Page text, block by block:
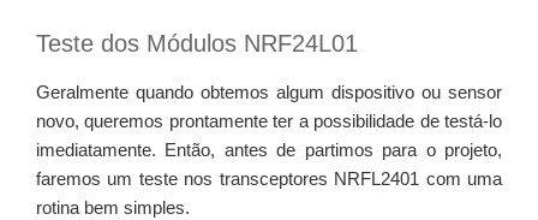
Teste dos Módulos NRF24L01
Geralmente quando obtemos algum dispositivo ou sensor
novo, queremos prontamente ter a possibilidade de testá-lo
imediatamente. Então, antes de partimos para o projeto,
faremos um teste nos transceptores NRFL2401 com uma
rotina bem simples.